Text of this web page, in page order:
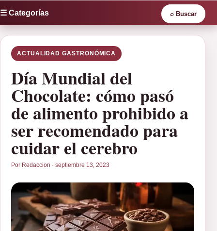
☰ Categorías ⌕ Buscar
ACTUALIDAD GASTRONÓMICA
Día Mundial del
Chocolate: cómo pasó
de alimento prohibido a
ser recomendado para
cuidar el cerebro
Por Redaccion · septiembre 13, 2023